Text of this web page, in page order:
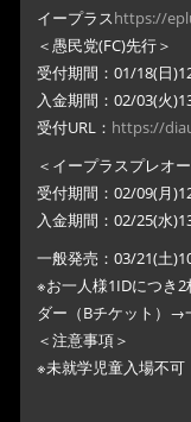
イープラスhttps://
＜愚民党(FC)先行＞
受付期間：01/18(日
入金期間：02/03(火
受付URL： https://
＜イープラスプレオ
受付期間：02/09(月
入金期間：02/25(水
一般発売：03/21(土
※お一人様1IDにつき
ダー（Bチケット）→
＜注意事項＞
※未就学児童入場不可